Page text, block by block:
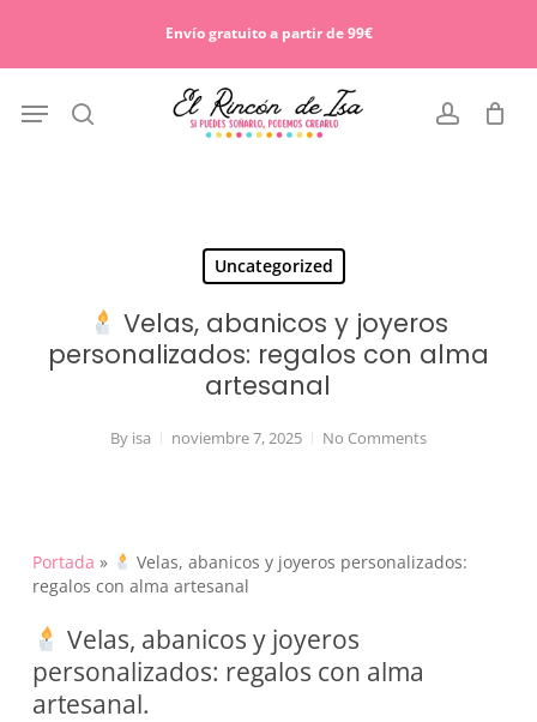
Envío gratuito a partir de 99€
search account
Menu
Cart
Uncategorized
Velas, abanicos y joyeros
personalizados: regalos con alma
artesanal
By isa noviembre 7, 2025 No Comments
Portada »
Velas, abanicos y joyeros personalizados:
regalos con alma artesanal
Velas, abanicos y joyeros
personalizados: regalos con alma
artesanal.